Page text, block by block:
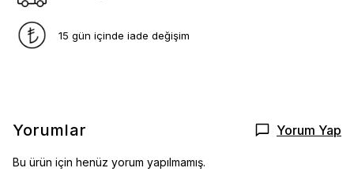
15 gün içinde iade değişim
Yorumlar Yorum Yap
Bu ürün için henüz yorum yapılmamış.